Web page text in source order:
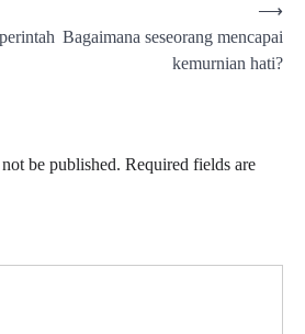
Bagaimana seseorang mencapai
kemurnian hati?
⟶
be published. Required fields are